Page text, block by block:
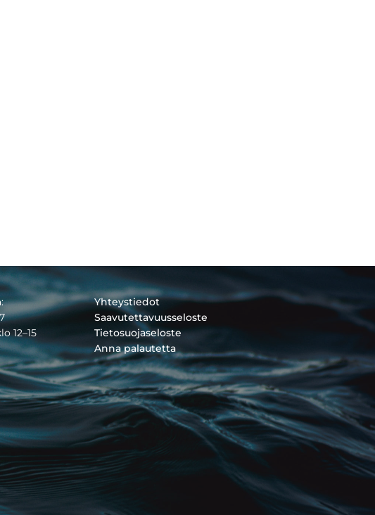
12–15
Yhteystiedot
Saavutettavuusseloste
Tietosuojaseloste
Anna palautetta